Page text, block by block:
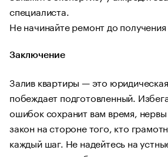
специалиста.
Не начинайте ремонт до
Заключение
Залив квартиры — это
побеждает подготовленный.
ошибок сохранит вам время,
закон на стороне того, кто
каждый шаг. Не надейтесь на